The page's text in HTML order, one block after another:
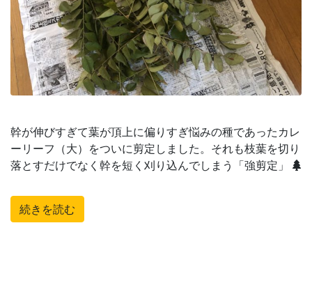
幹が伸びすぎて葉が頂上に偏りすぎ悩みの種であったカレ
ーリーフ（大）をついに剪定しました。それも枝葉を切り
落とすだけでなく幹を短く刈り込んでしまう「強剪定」
続きを読む